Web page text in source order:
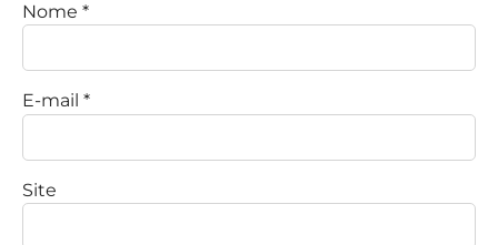
Nome *
E-mail *
Site